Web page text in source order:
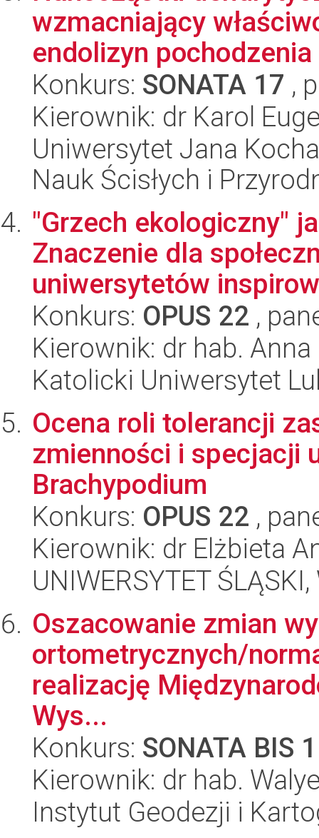
wzmacniający
endolizyn
Konkurs: SONATA 17 ,
Kierownik: dr Karol
Uniwersytet Jana
Nauk Ścisłych i
"Grzech ekologiczny"
Znaczenie dla
uniwersytetów
Konkurs: OPUS 22 ,
Kierownik: dr hab.
Katolicki Uniwersytet
Ocena roli tolerancji
zmienności i specjacji
Brachypodium
Konkurs: OPUS 22 ,
Kierownik: dr Elżbieta
UNIWERSYTET
Oszacowanie zmian
ortometrycznych/
realizację
Wys...
Konkurs: SONATA BIS
Kierownik: dr hab.
Instytut Geodezji i